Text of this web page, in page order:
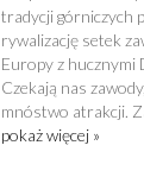
tradycji górniczych
rywalizację setek
Europy z hucznymi
Czekają nas
mnóstwo atrakcji.
pokaż więcej »